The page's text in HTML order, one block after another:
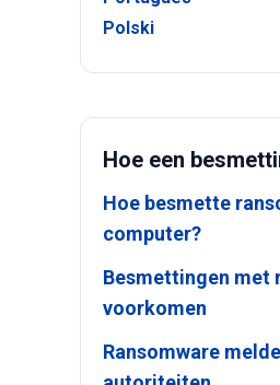
Polski
Hoe een
Hoe besmette
computer?
Besmettingen met
voorkomen
Ransomware